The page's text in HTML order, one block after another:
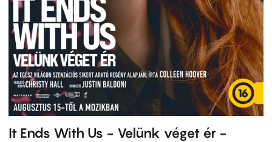
It Ends With Us - Velünk véget ér -